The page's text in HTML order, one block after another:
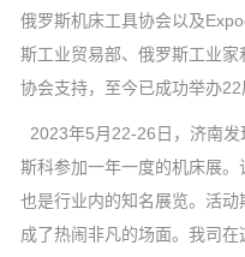
俄罗斯机床工具协会以及
斯工业贸易部、俄罗斯工业
协会支持，至今已成功举办22
2023年5月22-26日，济南
斯科参加一年一度的机床展。
也是行业内的知名展览。活
成了热闹非凡的场面。我司